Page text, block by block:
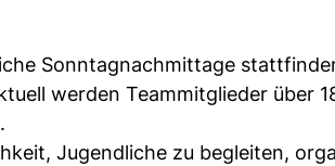
Sonntagnachmittage
werden Teammitglieder über
Jugendliche zu begleiten,